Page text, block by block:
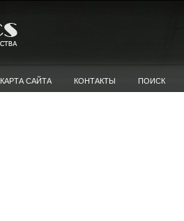
КАРТА САЙТА КОНТАКТЫ ПОИСК